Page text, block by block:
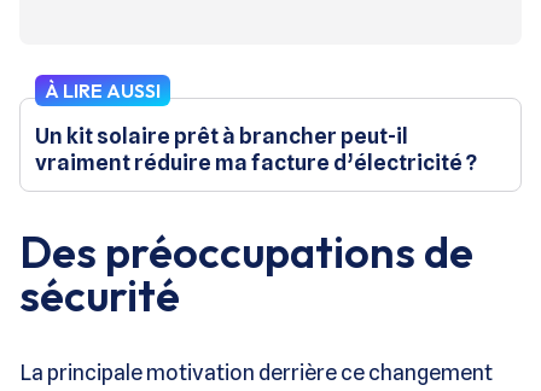
À LIRE AUSSI
Un kit solaire prêt à brancher peut-il
vraiment réduire ma facture d’électricité ?
Des préoccupations de
sécurité
La principale motivation derrière ce changement